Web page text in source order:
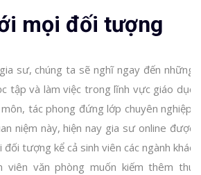
mọi đối tượng
sư, chúng ta sẽ nghĩ ngay đến những
tập và làm việc trong lĩnh vực giáo dục
tác phong đứng lớp chuyên nghiệp.
niệm này, hiện nay gia sư online được
tượng kể cả sinh viên các ngành khác
viên văn phòng muốn kiếm thêm thu